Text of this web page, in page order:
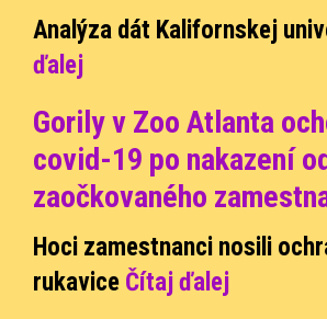
Analýza dát Kalifornskej
ďalej
Gorily v Zoo Atlanta
covid-19 po nakazení
zaočkovaného
Hoci zamestnanci nosili
rukavice Čítaj ďalej